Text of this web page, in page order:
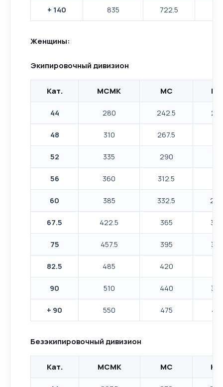
+ 140 835 722.5
Женщины:
Экипировочный дивизион
Кат. МСМК МС
44 280 242.5
48 310 267.5
52 335 290
56 360 312.5
60 385 332.5
67.5 422.5 365
75 457.5 395
82.5 485 420
90 510 440
+ 90 550 475
Безэкипировочный дивизион
Кат. МСМК МС